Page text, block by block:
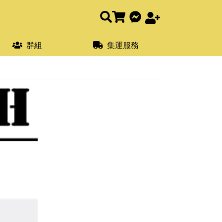
群組 集運服務